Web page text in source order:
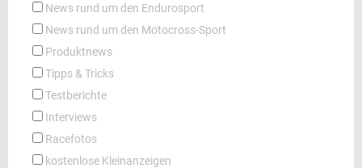
News rund um den Endurosport
News rund um den Motocross-Sport
Produktnews
Tipps & Tricks
Testberichte
Interviews
Racefotos
kostenlose Kleinanzeigen